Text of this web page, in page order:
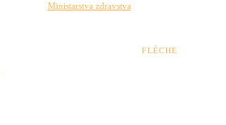
Ministarstva zdravstva
FLÈCHE